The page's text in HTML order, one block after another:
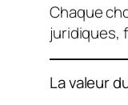
Chaque
juridiques,
La valeur